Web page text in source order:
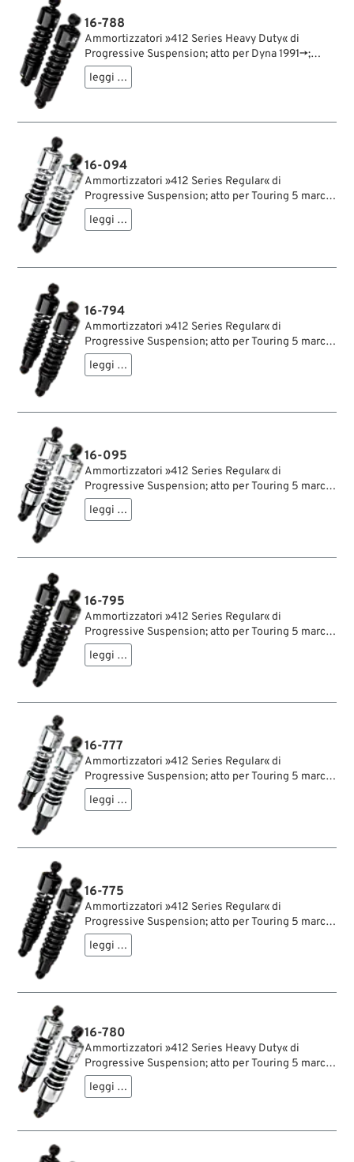
16-788
Ammortizzatori »412 Series Heavy Duty« di
Progressive Suspension; atto per Dyna 1991→;
acciaio / acciaio per molle, nero, rivestito a
polvere; lunghezza: 318 mm; ochiello del
leggi …
16-094
Ammortizzatori »412 Series Regular« di
Progressive Suspension; atto per Touring 5 marce
1979-2005, Sportster 1979-2003, FXR →1994;
acciaio / acciaio per molle, cromato; lunghezza:
regolazione per ammortizzatori; rimpiazza OEM
leggi …
16-794
Ammortizzatori »412 Series Regular« di
Progressive Suspension; atto per Touring 5 marce
1979-2005, Sportster 1979-2003, FXR →1994;
acciaio / acciaio per molle, nero, rivestito a
lbs/inch; con chiave di regolazione per
certificato; peso lordo: 4.5 kg
leggi …
16-095
Ammortizzatori »412 Series Regular« di
Progressive Suspension; atto per Touring 5 marce
1979-2005, Sportster 1979-2003, FXR →1994;
acciaio / acciaio per molle, cromato; lunghezza:
regolazione per ammortizzatori; rimpiazza OEM
leggi …
16-795
Ammortizzatori »412 Series Regular« di
Progressive Suspension; atto per Touring 5 marce
1979-2005, Sportster 1979-2003, FXR →1994;
acciaio / acciaio per molle, nero, rivestito a
lbs/inch; con chiave di regolazione per
certificato; peso lordo: 4.4 kg
leggi …
16-777
Ammortizzatori »412 Series Regular« di
Progressive Suspension; atto per Touring 5 marce
1979-2005, Sportster 1979-2003, FXR →1994;
acciaio / acciaio per molle, cromato; lunghezza:
regolazione per ammortizzatori; certificato; peso
leggi …
16-775
Ammortizzatori »412 Series Regular« di
Progressive Suspension; atto per Touring 5 marce
1979-2005, Sportster 1979-2003, FXR →1994;
acciaio / acciaio per molle, nero, rivestito a
lbs/inch; con chiave di regolazione per
leggi …
16-780
Ammortizzatori »412 Series Heavy Duty« di
Progressive Suspension; atto per Touring 5 marce
1979-2005, Sportster 1979-2003, FXR →1994;
acciaio / acciaio per molle, cromato; lunghezza:
leggi …